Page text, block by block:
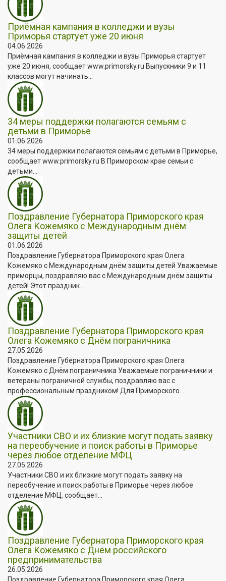
Приёмная кампания в колледжи и вузы
Приморья стартует уже 20 июня
04.06.2026
Приёмная кампания в колледжи и вузы Приморья стартует
уже 20 июня, сообщает www.primorsky.ru Выпускники 9 и 11
классов могут начинать...
34 меры поддержки полагаются семьям с
детьми в Приморье
01.06.2026
34 меры поддержки полагаются семьям с детьми в Приморье,
сообщает www.primorsky.ru В Приморском крае семьи с
детьми...
Поздравление Губернатора Приморского края
Олега Кожемяко с Международным днём
защиты детей
01.06.2026
Поздравление Губернатора Приморского края Олега
Кожемяко с Международным днём защиты детей Уважаемые
приморцы, поздравляю вас с Международным днём защиты
детей! Этот праздник...
Поздравление Губернатора Приморского края
Олега Кожемяко с Днём пограничника
27.05.2026
Поздравление Губернатора Приморского края Олега
Кожемяко с Днём пограничника Уважаемые пограничники и
ветераны пограничной службы, поздравляю вас с
профессиональным праздником! Для Приморского...
Участники СВО и их близкие могут подать заявку
на переобучение и поиск работы в Приморье
через любое отделение МФЦ
27.05.2026
Участники СВО и их близкие могут подать заявку на
переобучение и поиск работы в Приморье через любое
отделение МФЦ, сообщает...
Поздравление Губернатора Приморского края
Олега Кожемяко с Днём российского
предпринимательства
26.05.2026